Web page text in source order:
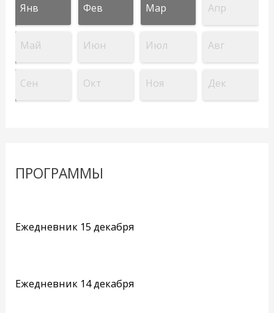
Янв Фев Мар Апр
Май Июн Июл Авг
Сен Окт Ноя Дек
ПРОГРАММЫ
Ежедневник 15 декабря
Ежедневник 14 декабря